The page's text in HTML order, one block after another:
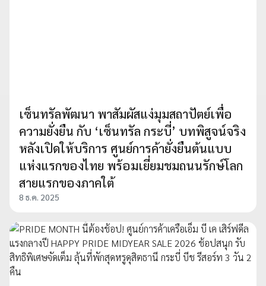
เซ็นทรัลพัฒนา พาสัมผัสแง่มุมสถาปัตย์เพื่อ
ความยั่งยืน กับ ‘เซ็นทรัล กระบี่’ บทพิสูจน์จริง
หลังเปิดให้บริการ ศูนย์การค้ายั่งยืนต้นแบบ
แห่งแรกของไทย พร้อมเยี่ยมชมถนนรักษ์โลก
สายแรกของภาคใต้
8 ธ.ค. 2025